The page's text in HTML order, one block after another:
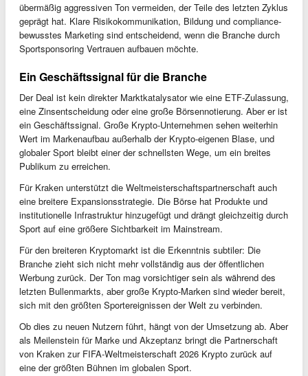
übermäßig aggressiven Ton vermeiden, der Teile des letzten Zyklus
geprägt hat. Klare Risikokommunikation, Bildung und compliance-
bewusstes Marketing sind entscheidend, wenn die Branche durch
Sportsponsoring Vertrauen aufbauen möchte.
Ein Geschäftssignal für die Branche
Der Deal ist kein direkter Marktkatalysator wie eine ETF-Zulassung,
eine Zinsentscheidung oder eine große Börsennotierung. Aber er ist
ein Geschäftssignal. Große Krypto-Unternehmen sehen weiterhin
Wert im Markenaufbau außerhalb der Krypto-eigenen Blase, und
globaler Sport bleibt einer der schnellsten Wege, um ein breites
Publikum zu erreichen.
Für Kraken unterstützt die Weltmeisterschaftspartnerschaft auch
eine breitere Expansionsstrategie. Die Börse hat Produkte und
institutionelle Infrastruktur hinzugefügt und drängt gleichzeitig durch
Sport auf eine größere Sichtbarkeit im Mainstream.
Für den breiteren Kryptomarkt ist die Erkenntnis subtiler: Die
Branche zieht sich nicht mehr vollständig aus der öffentlichen
Werbung zurück. Der Ton mag vorsichtiger sein als während des
letzten Bullenmarkts, aber große Krypto-Marken sind wieder bereit,
sich mit den größten Sportereignissen der Welt zu verbinden.
Ob dies zu neuen Nutzern führt, hängt von der Umsetzung ab. Aber
als Meilenstein für Marke und Akzeptanz bringt die Partnerschaft
von Kraken zur FIFA-Weltmeisterschaft 2026 Krypto zurück auf
eine der größten Bühnen im globalen Sport.